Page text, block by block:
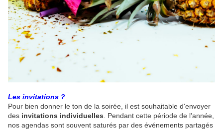
Les invitations ?
Pour bien donner le ton de la soirée, il est souhaitable d'envoyer
des invitations individuelles . Pendant cette période de l'année,
nos agendas sont souvent saturés par des événements partagés